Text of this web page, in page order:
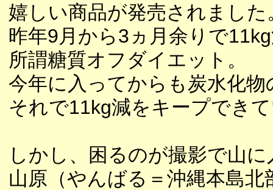
嬉しい商品が発売されました
昨年9月から3ヵ月余りで
所謂糖質オフダイエット。
今年に入ってからも炭水化
それで11kg減をキープでき
しかし、困るのが撮影で山
山原（やんばる＝沖縄本島